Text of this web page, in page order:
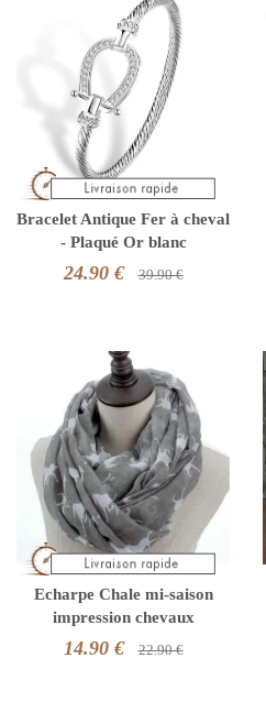
Bracelet Antique Fer à cheval
- Plaqué Or blanc
24.90 € 39.90 €
Echarpe Chale mi-saison
impression chevaux
14.90 € 22.90 €